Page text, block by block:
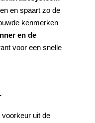
en spaart zo de
kenmerken
en de
voor een snelle
voorkeur uit de